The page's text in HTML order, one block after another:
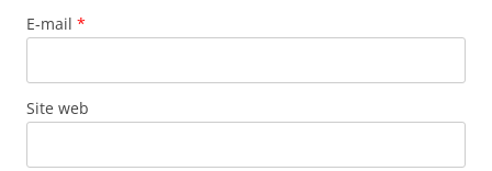
E-mail *
Site web